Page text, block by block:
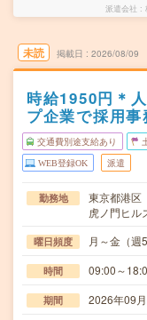
派遣会社
未読 掲載日 2026/08/09
時給1950円＊
プ企業で採用事
交通費別途支給あり
WEB登録OK 派遣
勤務地
東京都港区
虎ノ門ヒル
曜日頻度 月～金（
時間 09:00～
期間 2026年09